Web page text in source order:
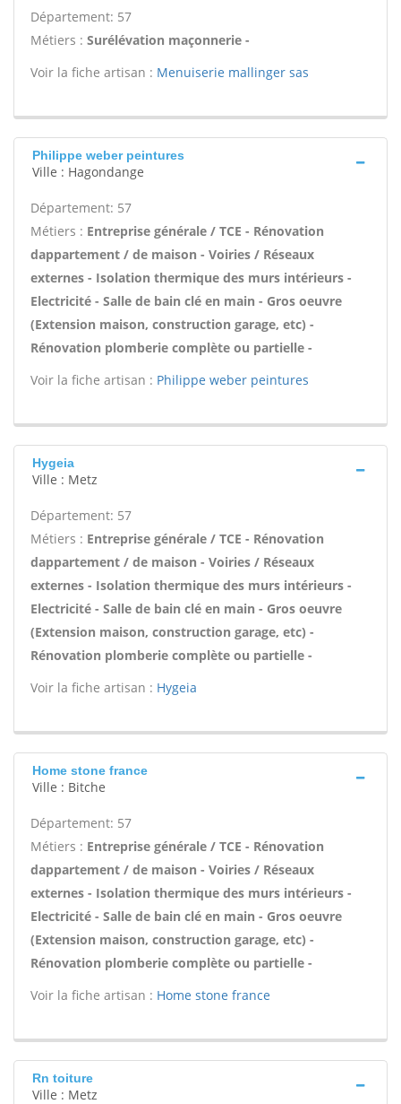
Département: 57
Métiers : Surélévation maçonnerie -
Voir la fiche artisan : Menuiserie mallinger sas
Philippe weber peintures
Ville : Hagondange
Département: 57
Métiers : Entreprise générale / TCE - Rénovation
dappartement / de maison - Voiries / Réseaux
externes - Isolation thermique des murs intérieurs -
Electricité - Salle de bain clé en main - Gros oeuvre
(Extension maison, construction garage, etc) -
Rénovation plomberie complète ou partielle -
Voir la fiche artisan : Philippe weber peintures
Hygeia
Ville : Metz
Département: 57
Métiers : Entreprise générale / TCE - Rénovation
dappartement / de maison - Voiries / Réseaux
externes - Isolation thermique des murs intérieurs -
Electricité - Salle de bain clé en main - Gros oeuvre
(Extension maison, construction garage, etc) -
Rénovation plomberie complète ou partielle -
Voir la fiche artisan : Hygeia
Home stone france
Ville : Bitche
Département: 57
Métiers : Entreprise générale / TCE - Rénovation
dappartement / de maison - Voiries / Réseaux
externes - Isolation thermique des murs intérieurs -
Electricité - Salle de bain clé en main - Gros oeuvre
(Extension maison, construction garage, etc) -
Rénovation plomberie complète ou partielle -
Voir la fiche artisan : Home stone france
Rn toiture
Ville : Metz